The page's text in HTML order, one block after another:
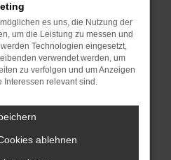
dem neuesten Stand
nicht nur ein
kann auch dazu
Funktionen nicht mehr
Webseitenbetreiber.
Schritte versucht
bitte. Wir werden
zu beheben. Du kannst
es uns, die Nutzung der
um die Leistung zu messen und
Technologien eingesetzt,
verwendet werden, um
zu verfolgen und um Anzeigen
Interessen relevant sind.
ablehnen